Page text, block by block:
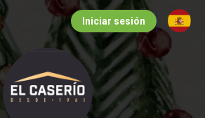
Iniciar sesión